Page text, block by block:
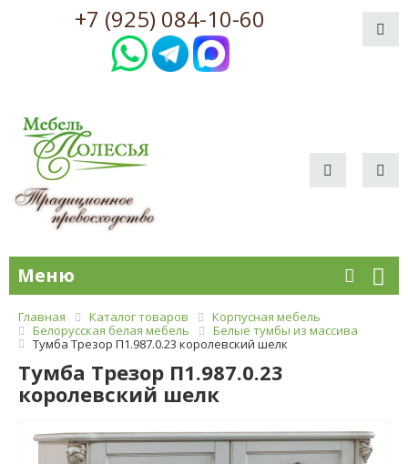
+7 (925) 084-10-60
Меню
Главная Каталог товаров
Корпусная мебель
Белорусская белая мебель
Белые тумбы из массива
Тумба Трезор П1.987.0.23 королевский шелк
Тумба Трезор П1.987.0.23
королевский шелк